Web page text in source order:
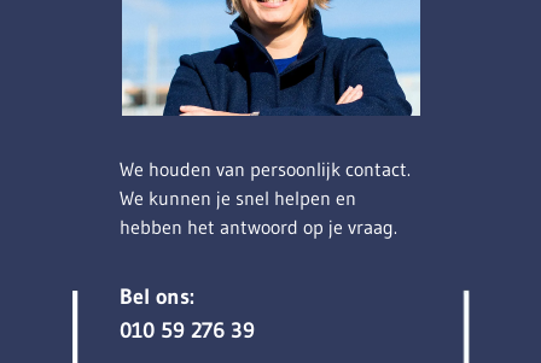
We houden van persoonlijk contact.
We kunnen je snel helpen en
hebben het antwoord op je vraag.
Bel ons:
010 59 276 39